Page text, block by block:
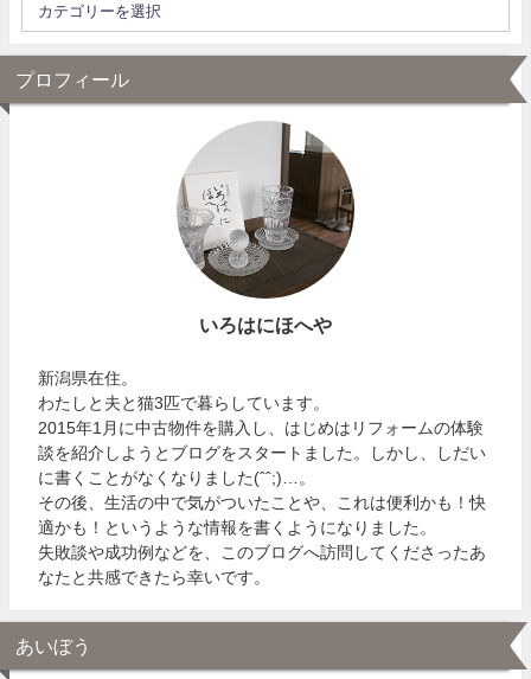
プロフィール
いろはにほへや
新潟県在住。
わたしと夫と猫3匹で暮らしています。
2015年1月に中古物件を購入し、はじめはリフォームの体験
談を紹介しようとブログをスタートました。しかし、しだい
に書くことがなくなりました(ˆˆ;)…。
その後、生活の中で気がついたことや、これは便利かも！快
適かも！というような情報を書くようになりました。
失敗談や成功例などを、このブログへ訪問してくださったあ
なたと共感できたら幸いです。
あいぼう